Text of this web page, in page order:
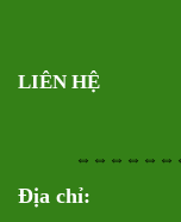
LIÊN HỆ
Địa chỉ: